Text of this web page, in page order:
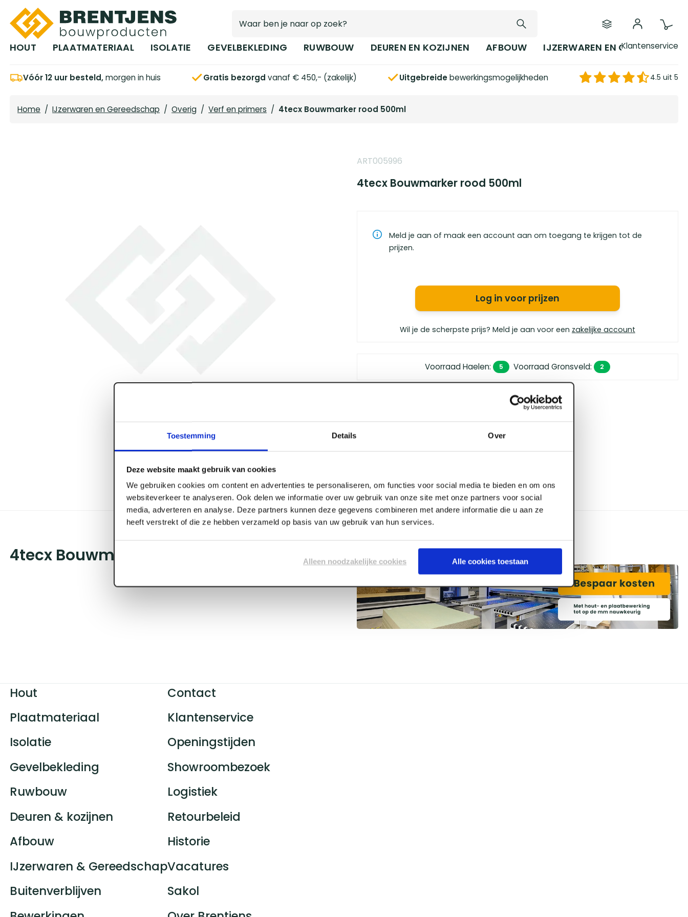
Toestemming Details Over
Deze website maakt gebruik van cookies
We gebruiken cookies om content en advertenties te personaliseren, om functies voor social media te bieden en om ons
websiteverkeer te analyseren. Ook delen we informatie over uw gebruik van onze site met onze partners voor social
media, adverteren en analyse. Deze partners kunnen deze gegevens combineren met andere informatie die u aan ze
heeft verstrekt of die ze hebben verzameld op basis van uw gebruik van hun services.
Alleen noodzakelijke cookies Alle cookies toestaan
Ga naar hoofdinhoud
HOUT PLAATMATERIAAL ISOLATIE GEVELBEKLEDING RUWBOUW DEUREN EN KOZIJNEN AFBOUW IJZERWAREN EN GEREEDSCHAP
Klantenservice
Vóór 12 uur besteld,morgen in huis Gratis bezorgd vanaf € 450,- (zakelijk) Uitgebreidebewerkingsmogelijkheden 4.5 uit 5
Home / IJzerwaren en Gereedschap / Overig / Verf en primers / 4tecx Bouwmarker rood 500ml
ART005996
4tecx Bouwmarker rood 500ml
Meld je aan of maak een account aan om toegang te krijgen tot de
prijzen.
Log in voor prijzen
Wil je de scherpste prijs? Meld je aan voor een zakelijke account
Voorraad Haelen: 5 Voorraad Gronsveld: 2
vanaf € 450,- (zakelijk)
een 4.5 uit 5
4tecx Bouwmarker rood 500ml
Hout
Plaatmateriaal
Isolatie
Gevelbekleding
Ruwbouw
Deuren & kozijnen
Afbouw
IJzerwaren & Gereedschap
Buitenverblijven
Contact
Klantenservice
Openingstijden
Showroombezoek
Logistiek
Retourbeleid
Historie
Vacatures
Sakol